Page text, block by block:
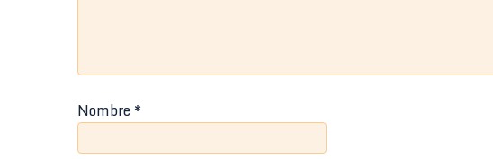
Nombre*